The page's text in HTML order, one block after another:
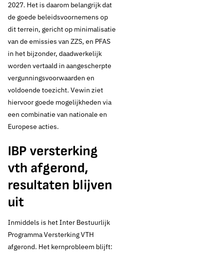
2027. Het is daarom belangrijk dat
de goede beleidsvoornemens op
dit terrein, gericht op minimalisatie
van de emissies van ZZS, en PFAS
in het bijzonder, daadwerkelijk
worden vertaald in aangescherpte
vergunningsvoorwaarden en
voldoende toezicht. Vewin ziet
hiervoor goede mogelijkheden via
een combinatie van nationale en
Europese acties.
IBP versterking
vth afgerond,
resultaten blijven
uit
Inmiddels is het Inter Bestuurlijk
Programma Versterking VTH
afgerond. Het kernprobleem blijft: